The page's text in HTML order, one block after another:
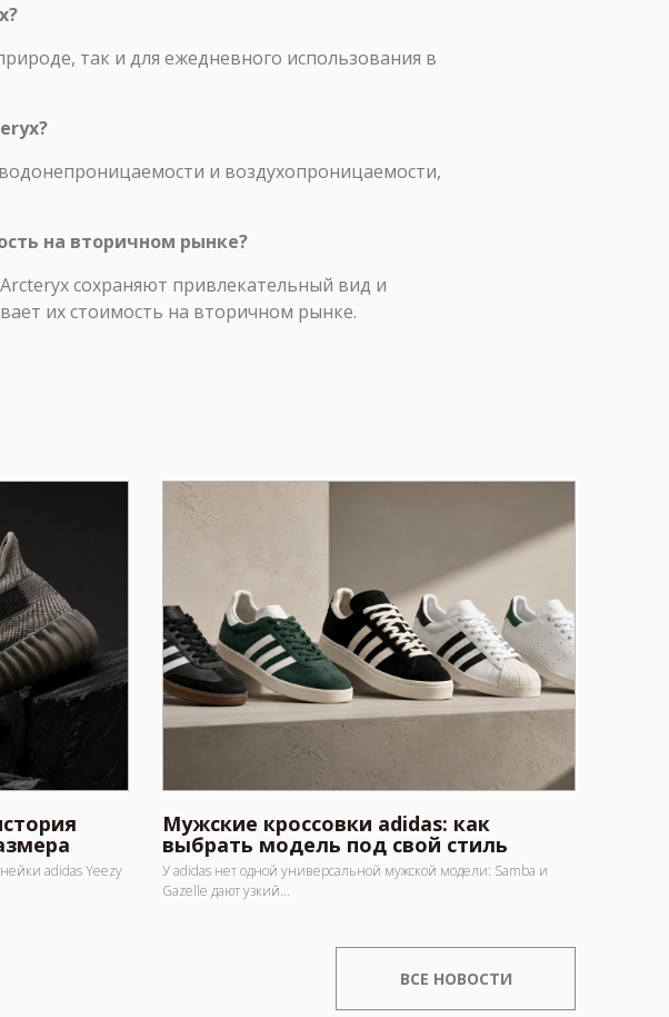
так и для ежедневного использования в
и воздухопроницаемости,
на вторичном рынке?
сохраняют привлекательный вид и
их стоимость на вторичном рынке.
adidas Yeezy
Мужские кроссовки adidas: как
выбрать модель под свой стиль
У adidas нет одной универсальной мужской модели: Samba и
Gazelle дают узкий...
ВСЕ НОВОСТИ